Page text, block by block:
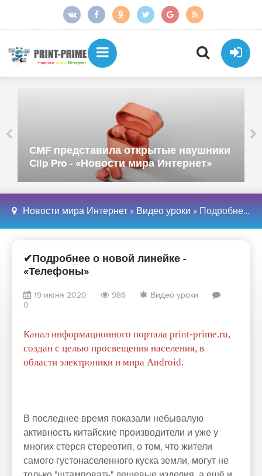
CMF представила открытые наушники
Clip Pro - «Новости мира Интернет»
Новости мира Интернет » Видео уроки » Подробнее о новой линейке - «Телефоны»
✔Подробнее о новой линейке -
«Телефоны»
19 июня 2020 986
Видео уроки
0
Канал информационного портала print-prime.ru,
создан с целью просвещения населения, в
области электроники и мира Android.
В последнее время показали небывалую
активность китайские производители и уже у
многих стерся стереотип, о том, что жители
самого густонаселенного куска земли, могут не